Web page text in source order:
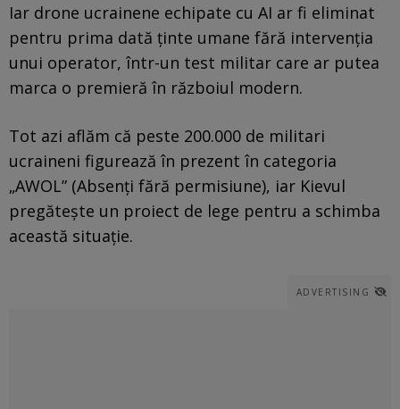
Iar drone ucrainene echipate cu AI ar fi eliminat
pentru prima dată ținte umane fără intervenția
unui operator, într-un test militar care ar putea
marca o premieră în războiul modern.
Tot azi aflăm că peste 200.000 de militari
ucraineni figurează în prezent în categoria
„AWOL” (Absenți fără permisiune), iar Kievul
pregătește un proiect de lege pentru a schimba
această situație.
ADVERTISING